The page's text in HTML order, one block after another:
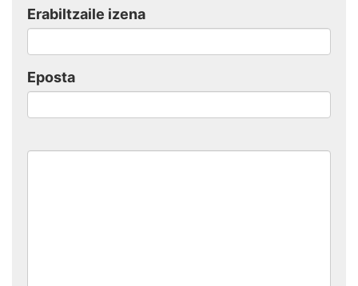
Erabiltzaile izena
Eposta